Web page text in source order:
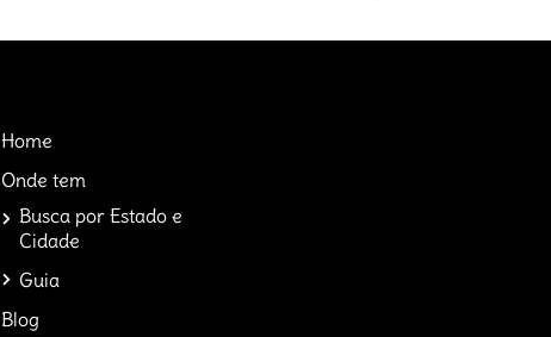
Home
Onde tem
Busca por Estado e
Cidade
Guia
Blog